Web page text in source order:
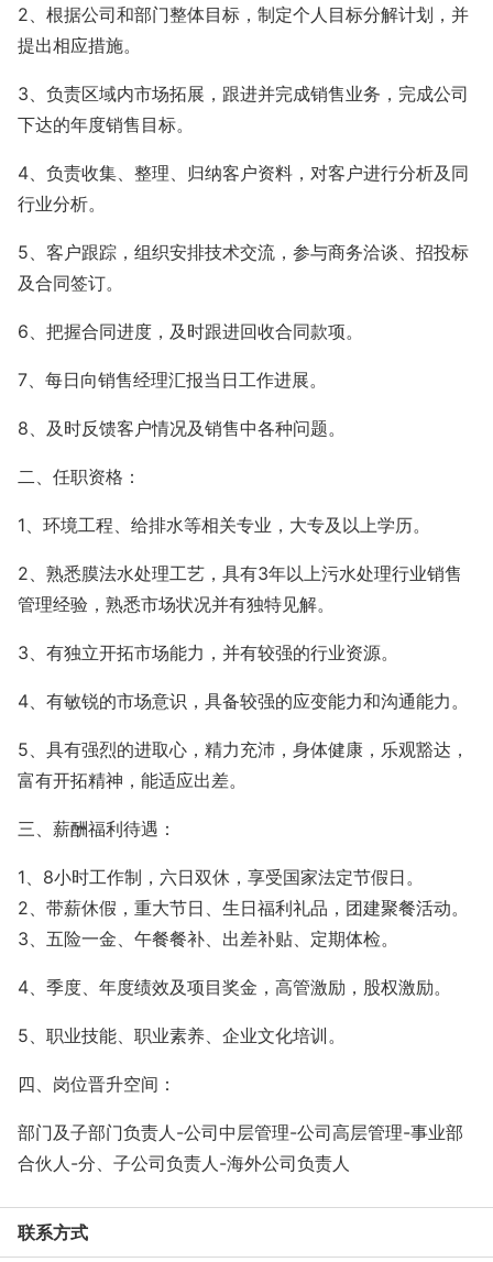
2、根据公司和部门整体目标，制定个人目标分解计划，并
提出相应措施。
3、负责区域内市场拓展，跟进并完成销售业务，完成公司
下达的年度销售目标。
4、负责收集、整理、归纳客户资料，对客户进行分析及同
行业分析。
5、客户跟踪，组织安排技术交流，参与商务洽谈、招投标
及合同签订。
6、把握合同进度，及时跟进回收合同款项。
7、每日向销售经理汇报当日工作进展。
8、及时反馈客户情况及销售中各种问题。
二、任职资格：
1、环境工程、给排水等相关专业，大专及以上学历。
2、熟悉膜法水处理工艺，具有3年以上污水处理行业销售
管理经验，熟悉市场状况并有独特见解。
3、有独立开拓市场能力，并有较强的行业资源。
4、有敏锐的市场意识，具备较强的应变能力和沟通能力。
5、具有强烈的进取心，精力充沛，身体健康，乐观豁达，
富有开拓精神，能适应出差。
三、薪酬福利待遇：
1、 8小时工作制，六日双休，享受国家法定节假日。
2、带薪休假，重大节日、生日福利礼品，团建聚餐活动。
3、五险一金、午餐餐补、出差补贴、定期体检。
4、季度、年度绩效及项目奖金，高管激励，股权激励。
5、职业技能、职业素养、企业文化培训。
四、岗位晋升空间：
部门及子部门负责人-公司中层管理-公司高层管理-事业部
合伙人-分、子公司负责人-海外公司负责人
联系方式